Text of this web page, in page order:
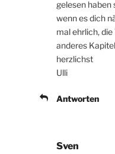
gelesen haben
wenn es dich
mal ehrlich,
anderes
herzlichst
Ulli
Antworten
Sven